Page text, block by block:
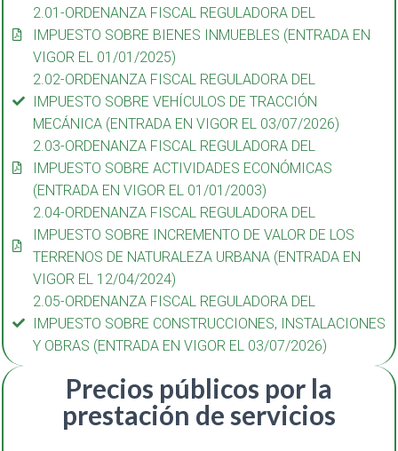
2.01-ORDENANZA FISCAL REGULADORA DEL
IMPUESTO SOBRE BIENES INMUEBLES (ENTRADA EN
VIGOR EL 01/01/2025)
2.02-ORDENANZA FISCAL REGULADORA DEL
IMPUESTO SOBRE VEHÍCULOS DE TRACCIÓN
MECÁNICA (ENTRADA EN VIGOR EL 03/07/2026)
2.03-ORDENANZA FISCAL REGULADORA DEL
IMPUESTO SOBRE ACTIVIDADES ECONÓMICAS
(ENTRADA EN VIGOR EL 01/01/2003)
2.04-ORDENANZA FISCAL REGULADORA DEL
IMPUESTO SOBRE INCREMENTO DE VALOR DE LOS
TERRENOS DE NATURALEZA URBANA (ENTRADA EN
VIGOR EL 12/04/2024)
2.05-ORDENANZA FISCAL REGULADORA DEL
IMPUESTO SOBRE CONSTRUCCIONES, INSTALACIONES
Y OBRAS (ENTRADA EN VIGOR EL 03/07/2026)
Precios públicos por la
prestación de servicios